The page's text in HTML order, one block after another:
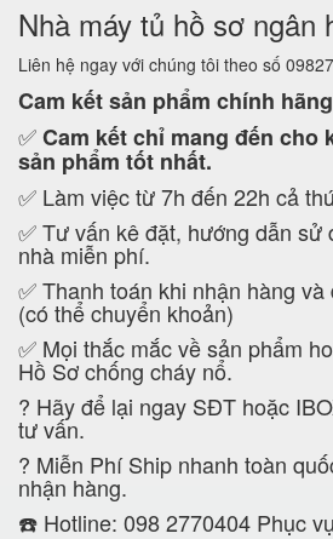
Nhà máy tủ hồ sơ ngân
Liên hệ ngay với chúng tôi theo số
Cam kếtsản phẩm chính
✅Cam kếtchỉ mang đến cho
sản phẩm tốt nhất.
✅ Làm việc từ 7h đến 22h cả
✅ Tư vấn kê đặt, hướng dẫn sử
nhà miễn phí.
✅ Thanh toán khi nhận hàng
(có thể chuyển khoản)
✅ Mọi thắc mắc về sản phẩm
Hồ Sơ chống cháy nổ.
? Hãy để lại ngay SĐT hoặc
tư vấn.
? Miễn Phí Ship nhanh toàn
nhận hàng.
☎️ Hotline: 098 2770404 Phục